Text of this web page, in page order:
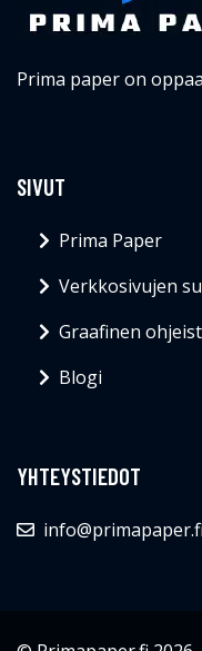
Prima paper on
SIVUT
Prima Paper
Verkkosivujen
Graafinen
Blogi
YHTEYSTIEDOT
info@primapaper.fi